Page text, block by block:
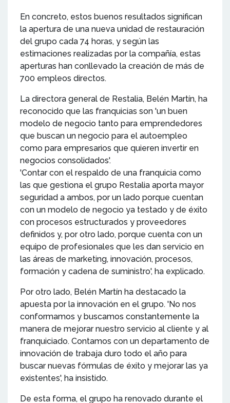
En concreto, estos buenos resultados significan
la apertura de una nueva unidad de restauración
del grupo cada 74 horas, y según las
estimaciones realizadas por la compañía, estas
aperturas han conllevado la creación de más de
700 empleos directos.
La directora general de Restalia, Belén Martín, ha
reconocido que las franquicias son 'un buen
modelo de negocio tanto para emprendedores
que buscan un negocio para el autoempleo
como para empresarios que quieren invertir en
negocios consolidados'.
'Contar con el respaldo de una franquicia como
las que gestiona el grupo Restalia aporta mayor
seguridad a ambos, por un lado porque cuentan
con un modelo de negocio ya testado y de éxito
con procesos estructurados y proveedores
definidos y, por otro lado, porque cuenta con un
equipo de profesionales que les dan servicio en
las áreas de marketing, innovación, procesos,
formación y cadena de suministro', ha explicado.
Por otro lado, Belén Martín ha destacado la
apuesta por la innovación en el grupo. 'No nos
conformamos y buscamos constantemente la
manera de mejorar nuestro servicio al cliente y al
franquiciado. Contamos con un departamento de
innovación de trabaja duro todo el año para
buscar nuevas fórmulas de éxito y mejorar las ya
existentes', ha insistido.
De esta forma, el grupo ha renovado durante el